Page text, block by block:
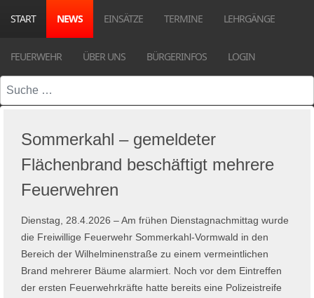
START NEWS EINSÄTZE TERMINE LEHRGÄNGE
FEUERWEHR ÜBER UNS BÜRGERINFOS LOGIN
Suchen
Sommerkahl – gemeldeter
Flächenbrand beschäftigt mehrere
Feuerwehren
Dienstag, 28.4.2026 – Am frühen Dienstagnachmittag wurde
die Freiwillige Feuerwehr Sommerkahl-Vormwald in den
Bereich der Wilhelminenstraße zu einem vermeintlichen
Brand mehrerer Bäume alarmiert. Noch vor dem Eintreffen
der ersten Feuerwehrkräfte hatte bereits eine Polizeistreife